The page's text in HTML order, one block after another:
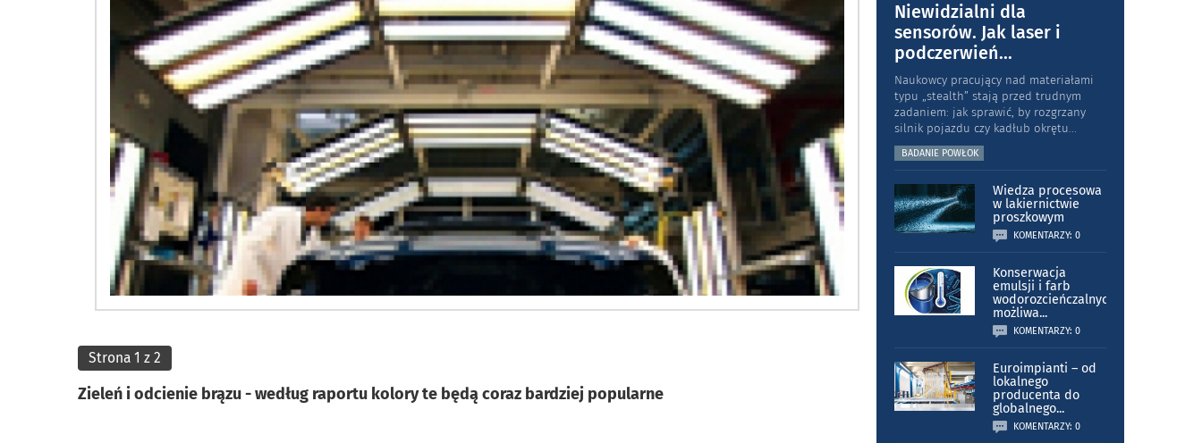
Strona 1 z 2
Zieleń i odcienie brązu - według raportu kolory te będą coraz bardziej popularne
Niewidzialni dla
sensorów. Jak laser i
podczerwień...
Naukowcy pracujący nad materiałami
typu „stea­lth” stają przed trudnym
zadaniem: jak sprawić, by rozgrzany
silnik pojazdu czy kadłub okrętu...
BADANIE POWŁOK
Wiedza procesowa
w lakiernictwie
proszkowym
KOMENTARZY: 0
Konserwacja
emulsji i farb
wodorozcieńczalnych
możliwa...
KOMENTARZY: 0
Euroimpianti – od
lokalnego
producenta do
globalnego...
KOMENTARZY: 0